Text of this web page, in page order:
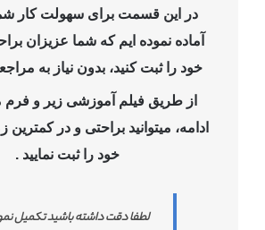
در این قسمت برای سهولت کار
آماده نموده ایم که شما عزیزان
خود را ثبت کنید، بدون نیاز به
از طریق فیلم آموزشی زیر و فرم
ادامه، میتوانید براحتی و در
خود را ثبت نمایید .
لطفا دقت داشته باشید تکمیل